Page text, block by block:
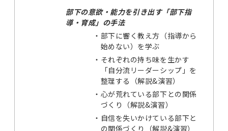
部下の意欲・能力を引き出す「部下指
導・育成」の手法
・ 部下に響く教え方（指導から
始めない）を学ぶ
・ それぞれの持ち味を生かす
「自分流リーダーシップ」を
整理する（解説&演習）
・ 心が荒れている部下との関係
づくり（解説&演習）
・ 自信を失いかけている部下と
の関係づくり（解説&演習）